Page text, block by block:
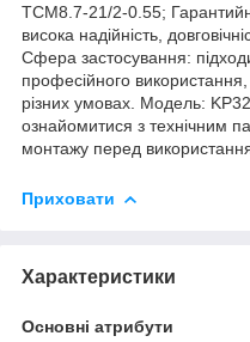
TCM8.7-21/2-0.55;
висока надійність,
Сфера застосування:
професійного
різних умовах. Модель:
ознайомитися з технічним
монтажу перед
Приховати
Характеристики
Основні атрибути